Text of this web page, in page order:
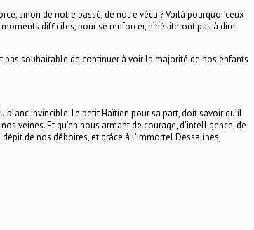
sinon de notre passé, de notre vécu ? Voilà pourquoi ceux
difficiles, pour se renforcer, n’hésiteront pas à dire
pas souhaitable de continuer à voir la majorité de nos enfants
invincible. Le petit Haïtien pour sa part, doit savoir qu’il
veines. Et qu’en nous armant de courage, d’intelligence, de
de nos déboires, et grâce à l’immortel Dessalines,